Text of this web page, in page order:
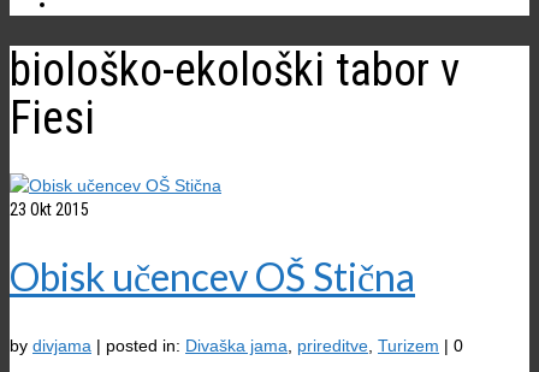
biološko-ekološki tabor v
Fiesi
23 Okt 2015
Obisk učencev OŠ Stična
by divjama | posted in: Divaška jama prireditve Turizem | 0